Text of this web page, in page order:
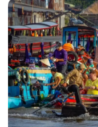
dưới đây sẽ hướng dẫn
gia) gói bảo hiểm này
những lưu ý quan trọng